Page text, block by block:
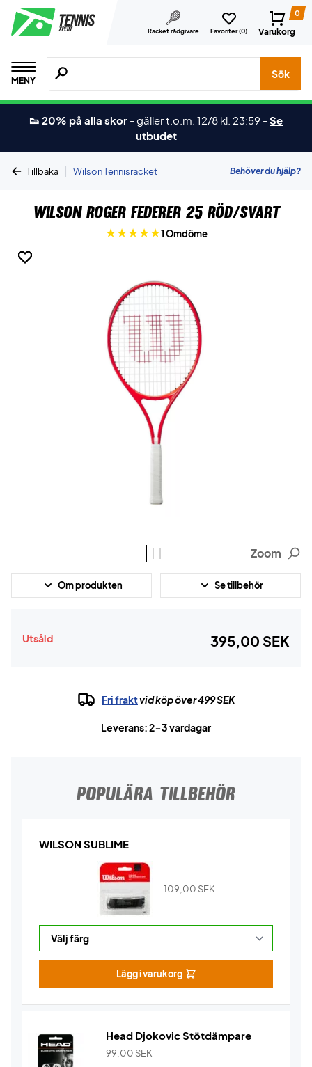
Racket rådgivare Favoriter (0)
0
Varukorg
MENY
Sök efter produkter, märken osv.
Sök
👟 20% på alla skor -gäller t.o.m. 12/8 kl. 23:59 -Se
utbudet
Tillbaka | Wilson Tennisracket Behöver du hjälp?
Wilson Roger Federer 25 Röd/Svart
1 Omdöme
Zoom
Om produkten Se tillbehör
Utsåld 395,00 SEK
Fri fraktvid köp över 499 SEK
Leverans: 2-3 vardagar
POPULÄRA TILLBEHÖR
WILSON SUBLIME
109,00 SEK
Lägg i varukorg
Head Djokovic Stötdämpare
99,00 SEK